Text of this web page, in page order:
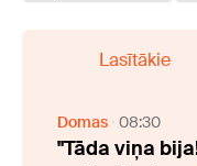
Lasītākie
Domas 08:30
"Tāda viņa